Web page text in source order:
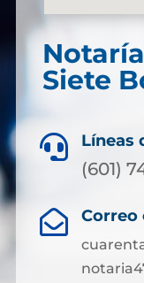
Siete
 Líneas
(601)
 Correo